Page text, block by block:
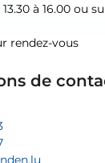
à 16.00 ou
rendez-vous
de
à 16.00 ou
rendez-vous
d’eau) : 83 48 21